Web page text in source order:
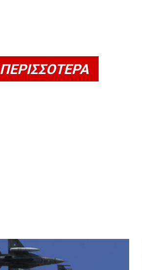
ΠΕΡΙΣΣΟΤΕΡΑ